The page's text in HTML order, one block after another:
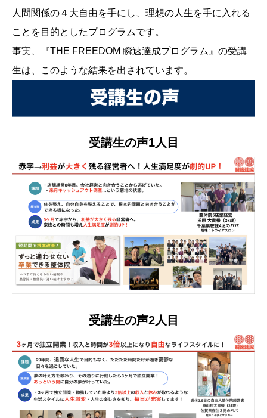
人間関係の４大自由を手にし、理想の人生を手に入れる
ことを目的としたプログラムです。
事実、『THE FREEDOM 瞬速達成プログラム』の受講
生は、このような結果を出されています。
受講生の声1人目
受講生の声2人目